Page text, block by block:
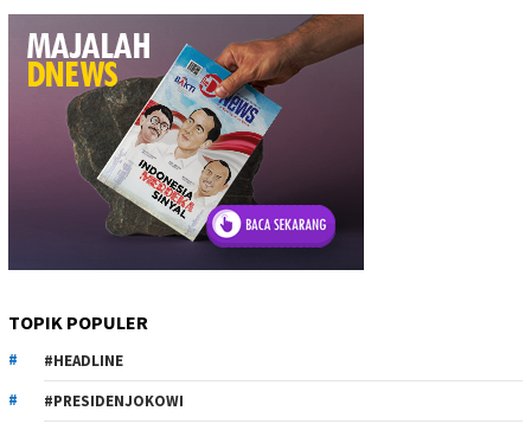
TOPIK POPULER
#HEADLINE
#PRESIDENJOKOWI